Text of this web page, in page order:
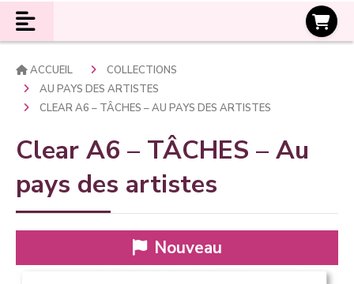
ACCUEIL
COLLECTIONS
AU PAYS DES ARTISTES
CLEAR A6 – TÂCHES – AU PAYS DES ARTISTES
Clear A6 – TÂCHES – Au
pays des artistes
Nouveau